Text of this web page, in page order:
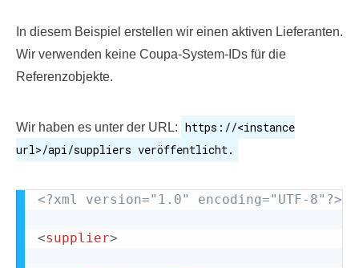
In diesem Beispiel erstellen wir einen aktiven Lieferanten.
Wir verwenden keine Coupa-System-IDs für die
Referenzobjekte.
Wir haben es unter der URL: https://<instance
url>/api/suppliers veröffentlicht.
<?xml version="1.0" encoding="UTF-8"?>
<supplier>